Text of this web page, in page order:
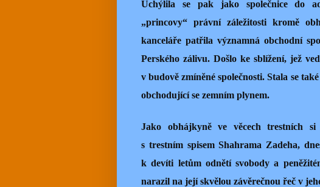
Uchýlila se pak jako společnice do
„princovy“ právní záležitosti kromě
kanceláře patřila významná obchodní
Perského zálivu. Došlo ke sblížení, jež
v budově zmíněné společnosti. Stala se
obchodující se zemním plynem.
Jako obhájkyně ve věcech trestních
s trestním spisem Shahrama Zadeha,
k devíti letům odnětí svobody a
narazil na její skvělou závěrečnou řeč v